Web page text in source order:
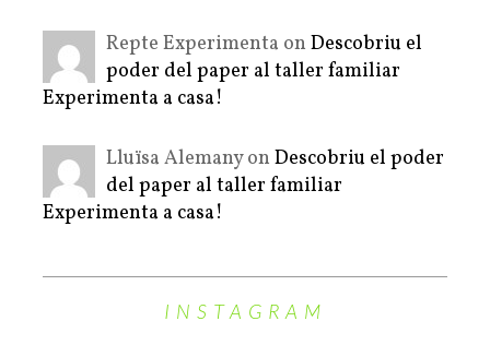
Repte Experimenta on Descobriu el
poder del paper al taller familiar
Experimenta a casa!
Lluïsa Alemany on Descobriu el poder
del paper al taller familiar
Experimenta a casa!
INSTAGRAM